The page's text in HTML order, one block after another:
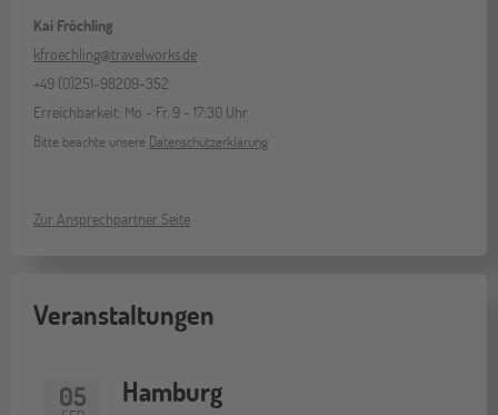
Kai Fröchling
kfroechling@travelworks.de
+49 (0)251-98209-352
Erreichbarkeit: Mo - Fr, 9 - 17:30 Uhr
Bitte beachte unsere Datenschutzerklärung
Zur Ansprechpartner Seite
Veranstaltungen
05 Hamburg